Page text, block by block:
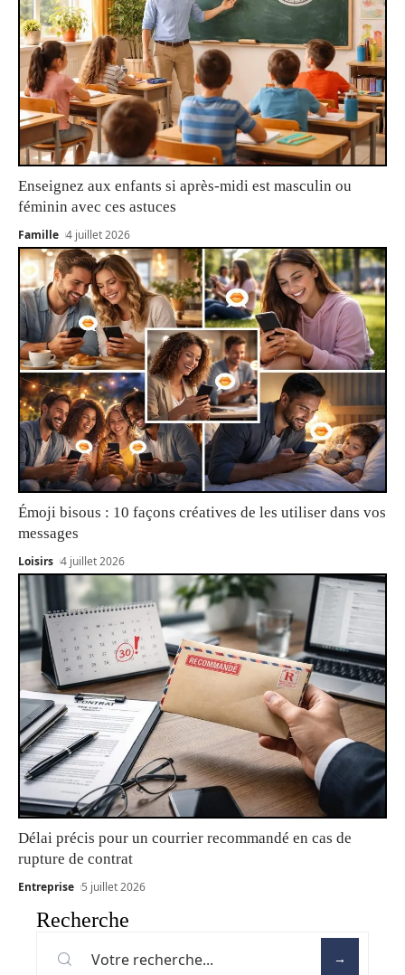
Enseignez aux enfants si après-midi est masculin ou
féminin avec ces astuces
Famille 4 juillet 2026
Émoji bisous : 10 façons créatives de les utiliser dans vos
messages
Loisirs 4 juillet 2026
Délai précis pour un courrier recommandé en cas de
rupture de contrat
Entreprise 5 juillet 2026
Recherche